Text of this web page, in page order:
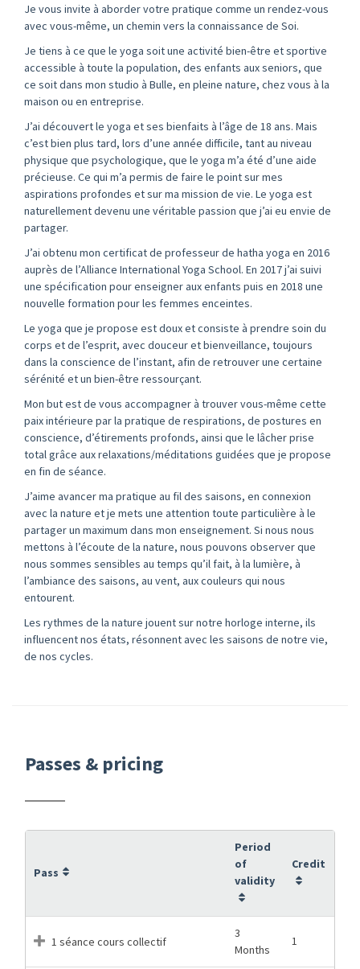
Je vous invite à aborder votre pratique comme un rendez-vous
avec vous-même, un chemin vers la connaissance de Soi.
Je tiens à ce que le yoga soit une activité bien-être et sportive
accessible à toute la population, des enfants aux seniors, que
ce soit dans mon studio à Bulle, en pleine nature, chez vous à la
maison ou en entreprise.
J’ai découvert le yoga et ses bienfaits à l’âge de 18 ans. Mais
c’est bien plus tard, lors d’une année difficile, tant au niveau
physique que psychologique, que le yoga m’a été d’une aide
précieuse. Ce qui m’a permis de faire le point sur mes
aspirations profondes et sur ma mission de vie. Le yoga est
naturellement devenu une véritable passion que j’ai eu envie de
partager.
J’ai obtenu mon certificat de professeur de hatha yoga en 2016
auprès de l’Alliance International Yoga School. En 2017 j’ai suivi
une spécification pour enseigner aux enfants puis en 2018 une
nouvelle formation pour les femmes enceintes.
Le yoga que je propose est doux et consiste à prendre soin du
corps et de l’esprit, avec douceur et bienveillance, toujours
dans la conscience de l’instant, afin de retrouver une certaine
sérénité et un bien-être ressourçant.
Mon but est de vous accompagner à trouver vous-même cette
paix intérieure par la pratique de respirations, de postures en
conscience, d’étirements profonds, ainsi que le lâcher prise
total grâce aux relaxations/méditations guidées que je propose
en fin de séance.
J’aime avancer ma pratique au fil des saisons, en connexion
avec la nature et je mets une attention toute particulière à le
partager un maximum dans mon enseignement. Si nous nous
mettons à l’écoute de la nature, nous pouvons observer que
nous sommes sensibles au temps qu’il fait, à la lumière, à
l’ambiance des saisons, au vent, aux couleurs qui nous
entourent.
Les rythmes de la nature jouent sur notre horloge interne, ils
influencent nos états, résonnent avec les saisons de notre vie,
de nos cycles.
Passes & pricing
Pass
Period
of
validity
Credit
1 séance cours collectif
3
Months
1